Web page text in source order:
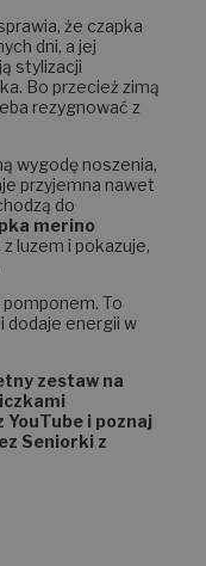
że czapka
dni, a jej
stylizacji
Bo przecież zimą
rezygnować z
wygodę noszenia,
przyjemna nawet
do
merino
luzem i pokazuje,
pomponem. To
dodaje energii w
zestaw na
i poznaj
Seniorki z